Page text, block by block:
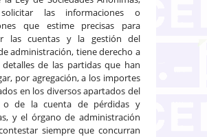
las informaciones o
que estime precisas para
las cuentas y la gestión del
administración, tiene derecho a
de las partidas que han
por agregación, a los importes
en los diversos apartados del
o de la cuenta de pérdidas y
y el órgano de administración
siempre que concurran